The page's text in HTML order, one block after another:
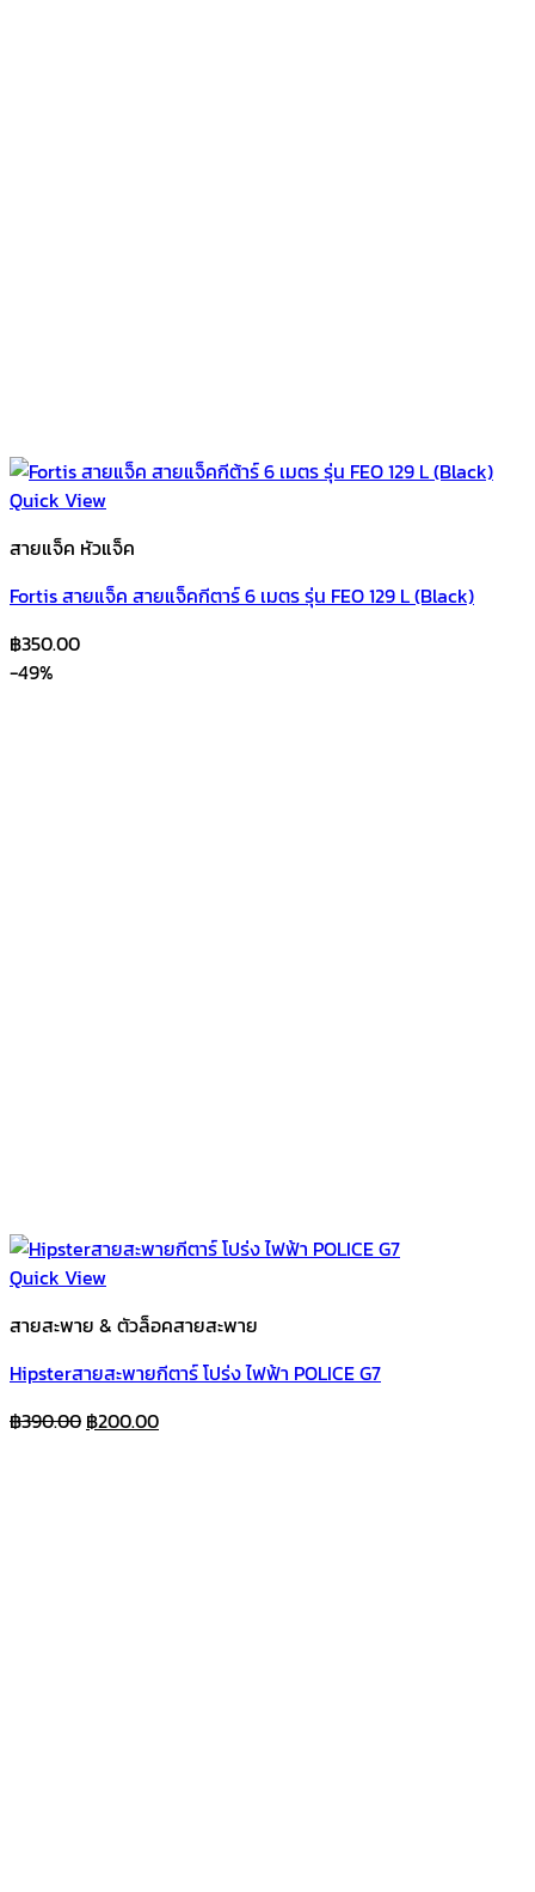
Quick View
สายแจ็ค หัวแจ็ค
Fortis สายแจ็ค สายแจ็คกีตาร์ 6 เมตร รุ่น FEO 129 L (Black)
฿350.00
-49%
Quick View
สายสะพาย & ตัวล็อคสายสะพาย
Hipsterสายสะพายกีตาร์ โปร่ง ไฟฟ้า POLICE G7
฿390.00 Original
฿200.00Current